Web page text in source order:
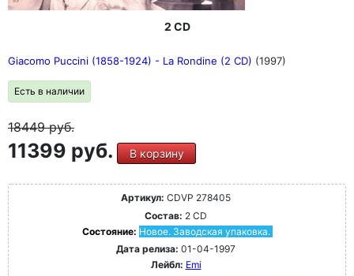
2 CD
Giacomo Puccini (1858-1924) - La Rondine (2 CD) (1997)
Есть в наличии
18449руб.
11399 руб. В корзину
Артикул: CDVP 278405
Состав: 2 CD
Состояние: Новое. Заводская упаковка.
Дата релиза: 01-04-1997
Лейбл: Emi